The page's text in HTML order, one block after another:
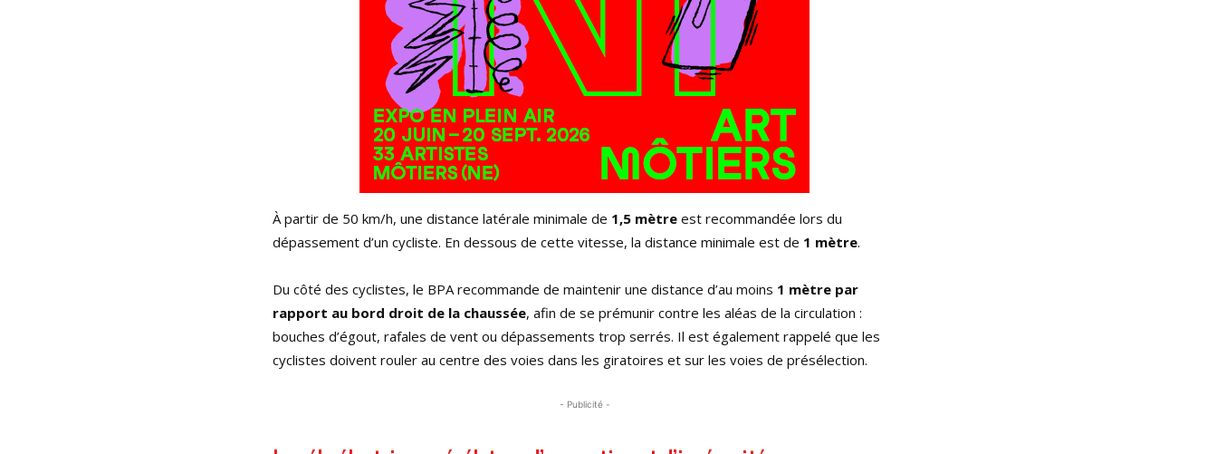
À partir de 50 km/h, une distance latérale minimale de 1,5 mètre est recommandée lors du
dépassement d’un cycliste. En dessous de cette vitesse, la distance minimale est de 1 mètre.
Du côté des cyclistes, le BPA recommande de maintenir une distance d’au moins 1 mètre par
rapport au bord droit de la chaussée, afin de se prémunir contre les aléas de la circulation :
bouches d’égout, rafales de vent ou dépassements trop serrés. Il est également rappelé que les
cyclistes doivent rouler au centre des voies dans les giratoires et sur les voies de présélection.
- Publicité -